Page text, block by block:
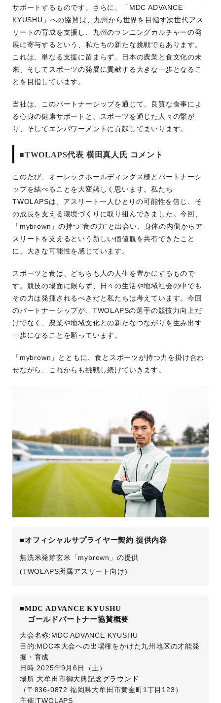
サポートするものです。さらに、「MDC ADVANCE
KYUSHU」への協賛は、九州から世界を目指す次世代アス
リートの育成を支援し、九州のランニングカルチャーの発
展に寄与するという、私たちの新たな挑戦でもあります。
これは、単なる支援に留まらず、日本の農業と食文化の未
来、そしてスポーツの発展に貢献する大きな一歩となるこ
とを目指しています。
当社は、このパートナーシップを通じて、良質な食事によ
る心身の健康サポートと、スポーツを通じた人々の繋が
り、そしてエンパワーメントに貢献してまいります。
■TWOLAPS代表 横田真人氏 コメント
このたび、オーレックホールディングス様とパートナーシ
ップを結べることを大変嬉しく思います。私たち
TWOLAPSは、アスリート一人ひとりの可能性を信じ、そ
の成長を支える環境づくりに取り組んできました。今回、
「mybrown」の持つ"食の力"と出会い、身体の内側からア
スリートを支えるという新しい価値観を共有できたこと
に、大きな可能性を感じています。
スポーツと食は、どちらも人の人生を豊かにするもので
す。競技の場面に限らず、日々の生活や地域社会の中でも
その力は発揮されるべきだと私たちは考えています。今回
のパートナーシップが、TWOLAPSの選手の競技力向上だ
けでなく、農業や地域文化との新たなつながりを生み出す
一歩になることを願っています。
「mybrown」とともに、食とスポーツが持つ力を掛け合わ
せながら、これからも挑戦し続けていきます。
■オフィシャルサプライヤー契約 提供内容
無洗米発芽玄米「mybrown」の提供
(TWOLAPS所属アスリート向け)
■MDC ADVANCE KYUSHU
ゴールドパートナー協賛概要
大会名称:MDC ADVANCE KYUSHU
目的:MDC本大会への出場権をかけた九州地区の才能発
掘・育成
日時:2025年9月6日（土）
場所:大牟田市御大典記念グラウンド
（〒836-0872 福岡県大牟田市黄金町1丁目123）
主催:TWOLAPS